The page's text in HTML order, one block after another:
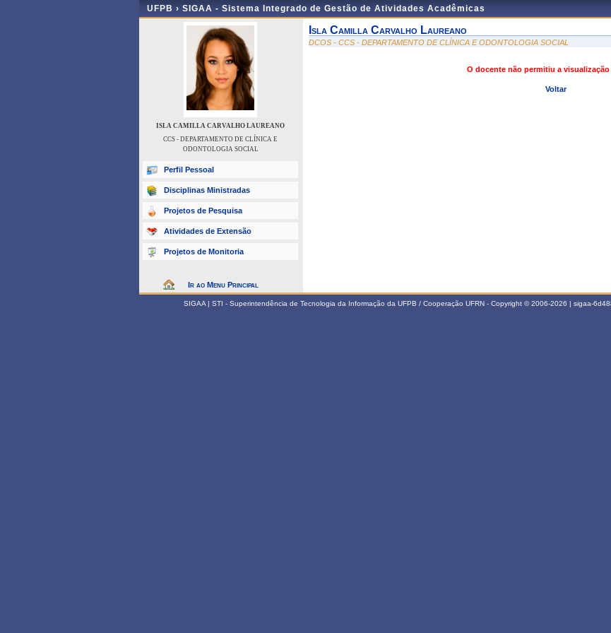
UFPB › SIGAA - Sistema Integrado de Gestão de Atividades Acadêmicas
ISLA CAMILLA CARVALHO LAUREANO
CCS - DEPARTAMENTO DE CLÍNICA E
ODONTOLOGIA SOCIAL
Perfil Pessoal
Disciplinas Ministradas
Projetos de Pesquisa
Atividades de Extensão
Projetos de Monitoria
Ir ao Menu Principal
Isla Camilla Carvalho Laureano
DCOS - CCS - DEPARTAMENTO DE CLÍNICA E ODONTOLOGIA SOCIAL
O docente não permitiu a
Voltar
SIGAA | STI - Superintendência de Tecnologia da Informação da UFPB / Cooperação UFRN - Copyright © 2006-2026 | sigaa-